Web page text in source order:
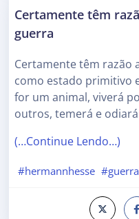
Certamente têm
guerra
Certamente têm razão
como estado primitivo
for um animal, viverá
outros, temerá e
(…Continue Lendo…)
#hermannhesse #guerra